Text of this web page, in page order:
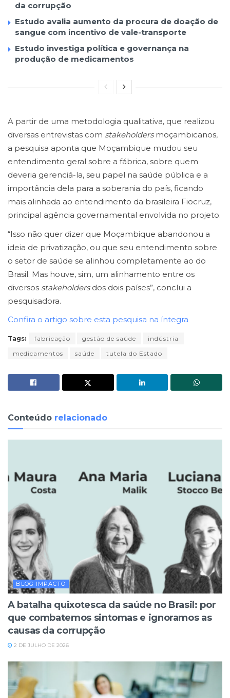
da corrupção
Estudo avalia aumento da procura de doação de
sangue com incentivo de vale-transporte
Estudo investiga política e governança na
produção de medicamentos
A partir de uma metodologia qualitativa, que realizou
diversas entrevistas com stakeholdersmoçambicanos,
a pesquisa aponta que Moçambique mudou seu
entendimento geral sobre a fábrica, sobre quem
deveria gerenciá-la, seu papel na saúde pública e a
importância dela para a soberania do país, ficando
mais alinhada ao entendimento da brasileira Fiocruz,
principal agência governamental envolvida no projeto.
“Isso não quer dizer que Moçambique abandonou a
ideia de privatização, ou que seu entendimento sobre
o setor de saúde se alinhou completamente ao do
Brasil. Mas houve, sim, um alinhamento entre os
diversos stakeholdersdos dois países”, conclui a
pesquisadora.
Confira o artigo sobre esta pesquisa na íntegra
Tags: fabricação gestão de saúde
indústria
medicamentos
saúde tutela do Estado
Conteúdo relacionado
BLOG IMPACTO
A batalha quixotesca da saúde no Brasil: por
que combatemos sintomas e ignoramos as
causas da corrupção
2 DE JULHO DE 2026